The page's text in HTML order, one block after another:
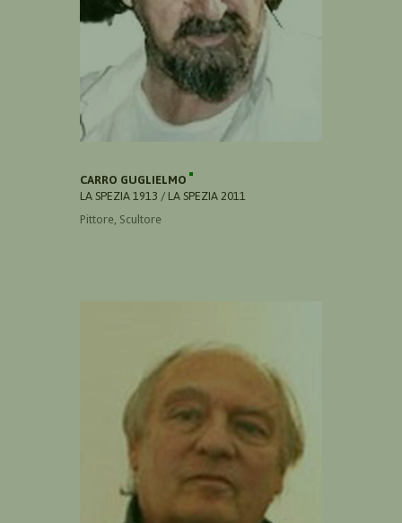
CARRO GUGLIELMO
LA SPEZIA 1913 / LA SPEZIA 2011
Pittore, Scultore